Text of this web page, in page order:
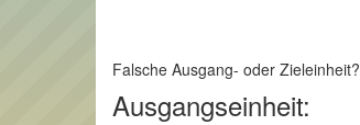
Falsche Ausgang- oder Zieleinheit?
Ausgangseinheit: